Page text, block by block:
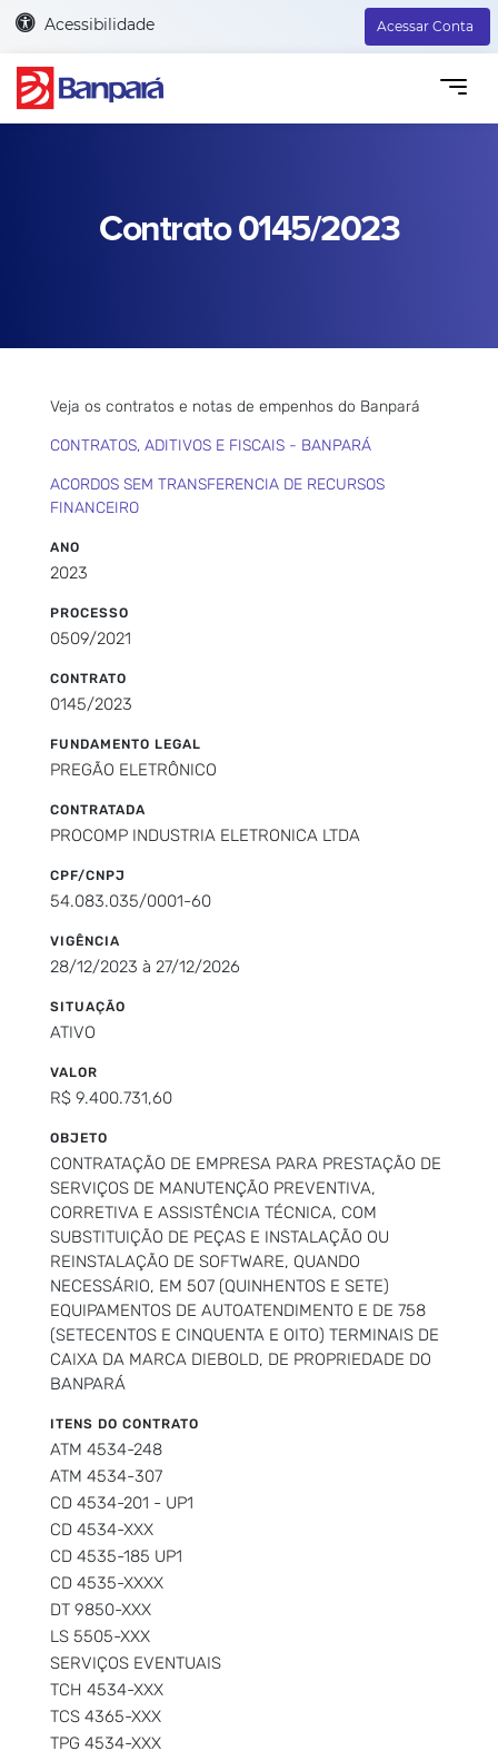
Acessibilidade Acessar Conta
Contrato 0145/2023
Veja os contratos e notas de empenhos do Banpará
CONTRATOS, ADITIVOS E FISCAIS - BANPARÁ
ACORDOS SEM TRANSFERENCIA DE RECURSOS
FINANCEIRO
ANO
2023
PROCESSO
0509/2021
CONTRATO
0145/2023
FUNDAMENTO LEGAL
PREGÃO ELETRÔNICO
CONTRATADA
PROCOMP INDUSTRIA ELETRONICA LTDA
CPF/CNPJ
54.083.035/0001-60
VIGÊNCIA
28/12/2023 à 27/12/2026
SITUAÇÃO
ATIVO
VALOR
R$ 9.400.731,60
OBJETO
CONTRATAÇÃO DE EMPRESA PARA PRESTAÇÃO DE
SERVIÇOS DE MANUTENÇÃO PREVENTIVA,
CORRETIVA E ASSISTÊNCIA TÉCNICA, COM
SUBSTITUIÇÃO DE PEÇAS E INSTALAÇÃO OU
REINSTALAÇÃO DE SOFTWARE, QUANDO
NECESSÁRIO, EM 507 (QUINHENTOS E SETE)
EQUIPAMENTOS DE AUTOATENDIMENTO E DE 758
(SETECENTOS E CINQUENTA E OITO) TERMINAIS DE
CAIXA DA MARCA DIEBOLD, DE PROPRIEDADE DO
BANPARÁ
ITENS DO CONTRATO
ATM 4534-248
ATM 4534-307
CD 4534-201 - UP1
CD 4534-XXX
CD 4535-185 UP1
CD 4535-XXXX
DT 9850-XXX
LS 5505-XXX
SERVIÇOS EVENTUAIS
TCH 4534-XXX
TCS 4365-XXX
TPG 4534-XXX